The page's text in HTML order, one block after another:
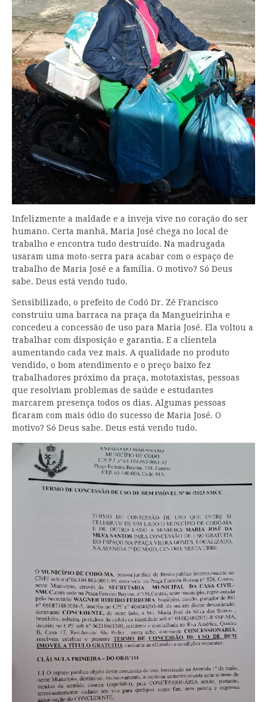
Infelizmente a maldade e a inveja vive no coração do ser
humano. Certa manhã, Maria José chega no local de
trabalho e encontra tudo destruído. Na madrugada
usaram uma moto-serra para acabar com o espaço de
trabalho de Maria José e a família. O motivo? Só Deus
sabe. Deus está vendo tudo.
Sensibilizado, o prefeito de Codó Dr. Zé Francisco
construiu uma barraca na praça da Mangueirinha e
concedeu a concessão de uso para Maria José. Ela voltou a
trabalhar com disposição e garantia. E a clientela
aumentando cada vez mais. A qualidade no produto
vendido, o bom atendimento e o preço baixo fez
trabalhadores próximo da praça, mototaxistas, pessoas
que resolviam problemas de saúde e estudantes
marcarem presença todos os dias. Algumas pessoas
ficaram com mais ódio do sucesso de Maria José. O
motivo? Só Deus sabe. Deus está vendo tudo.